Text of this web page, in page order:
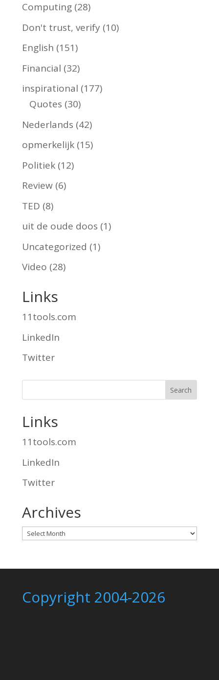
Computing(28)
Don't trust, verify (10)
English (151)
Financial (32)
inspirational (177)
Quotes (30)
Nederlands (42)
opmerkelijk(15)
Politiek(12)
Review(6)
TED (8)
uit de oude doos (1)
Uncategorized (1)
Video (28)
Links
11tools.com
LinkedIn
Twitter
Links
11tools.com
LinkedIn
Twitter
Archives
Archives
Copyright 2004-2026